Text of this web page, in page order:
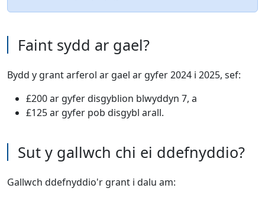
Faint sydd ar gael?
Bydd y grant arferol ar gael ar gyfer 2024 i 2025, sef:
£200 ar gyfer disgyblion blwyddyn 7, a
£125 ar gyfer pob disgybl arall.
Sut y gallwch chi ei ddefnyddio?
Gallwch ddefnyddio'r grant i dalu am: